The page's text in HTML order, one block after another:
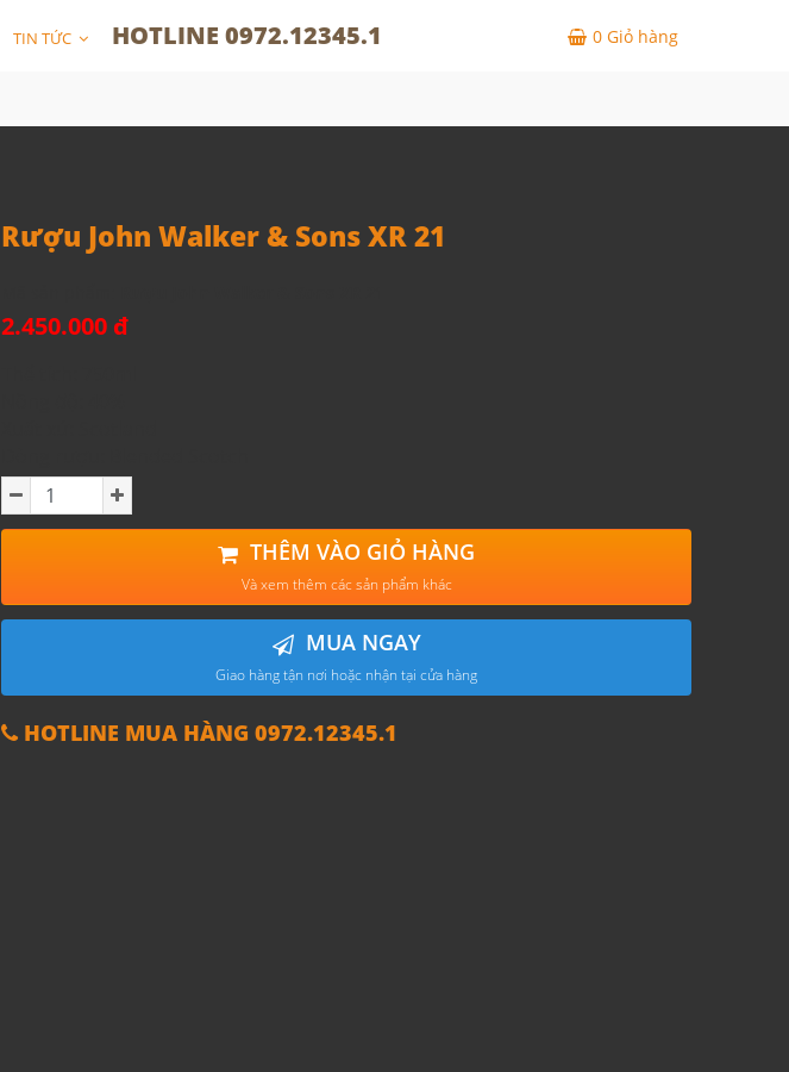
TIN TỨC HOTLINE 0972.12345.1 0 Giỏ hàng
Rượu John Walker & Sons XR 21
2.450.000 đ
THÊM VÀO GIỎ HÀNG
Và xem thêm các sản phẩm khác
MUA NGAY
Giao hàng tận nơi hoặc nhận tại cửa hàng
HOTLINE MUA HÀNG 0972.12345.1